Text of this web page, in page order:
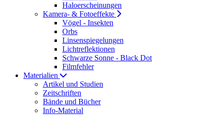
Haloerscheinungen
Kamera- & Fotoeffekte
Vögel - Insekten
Orbs
Linsenspiegelungen
Lichtreflektionen
Schwarze Sonne - Black Dot
Filmfehler
Materialien
Artikel und Studien
Zeitschriften
Bände und Bücher
Info-Material